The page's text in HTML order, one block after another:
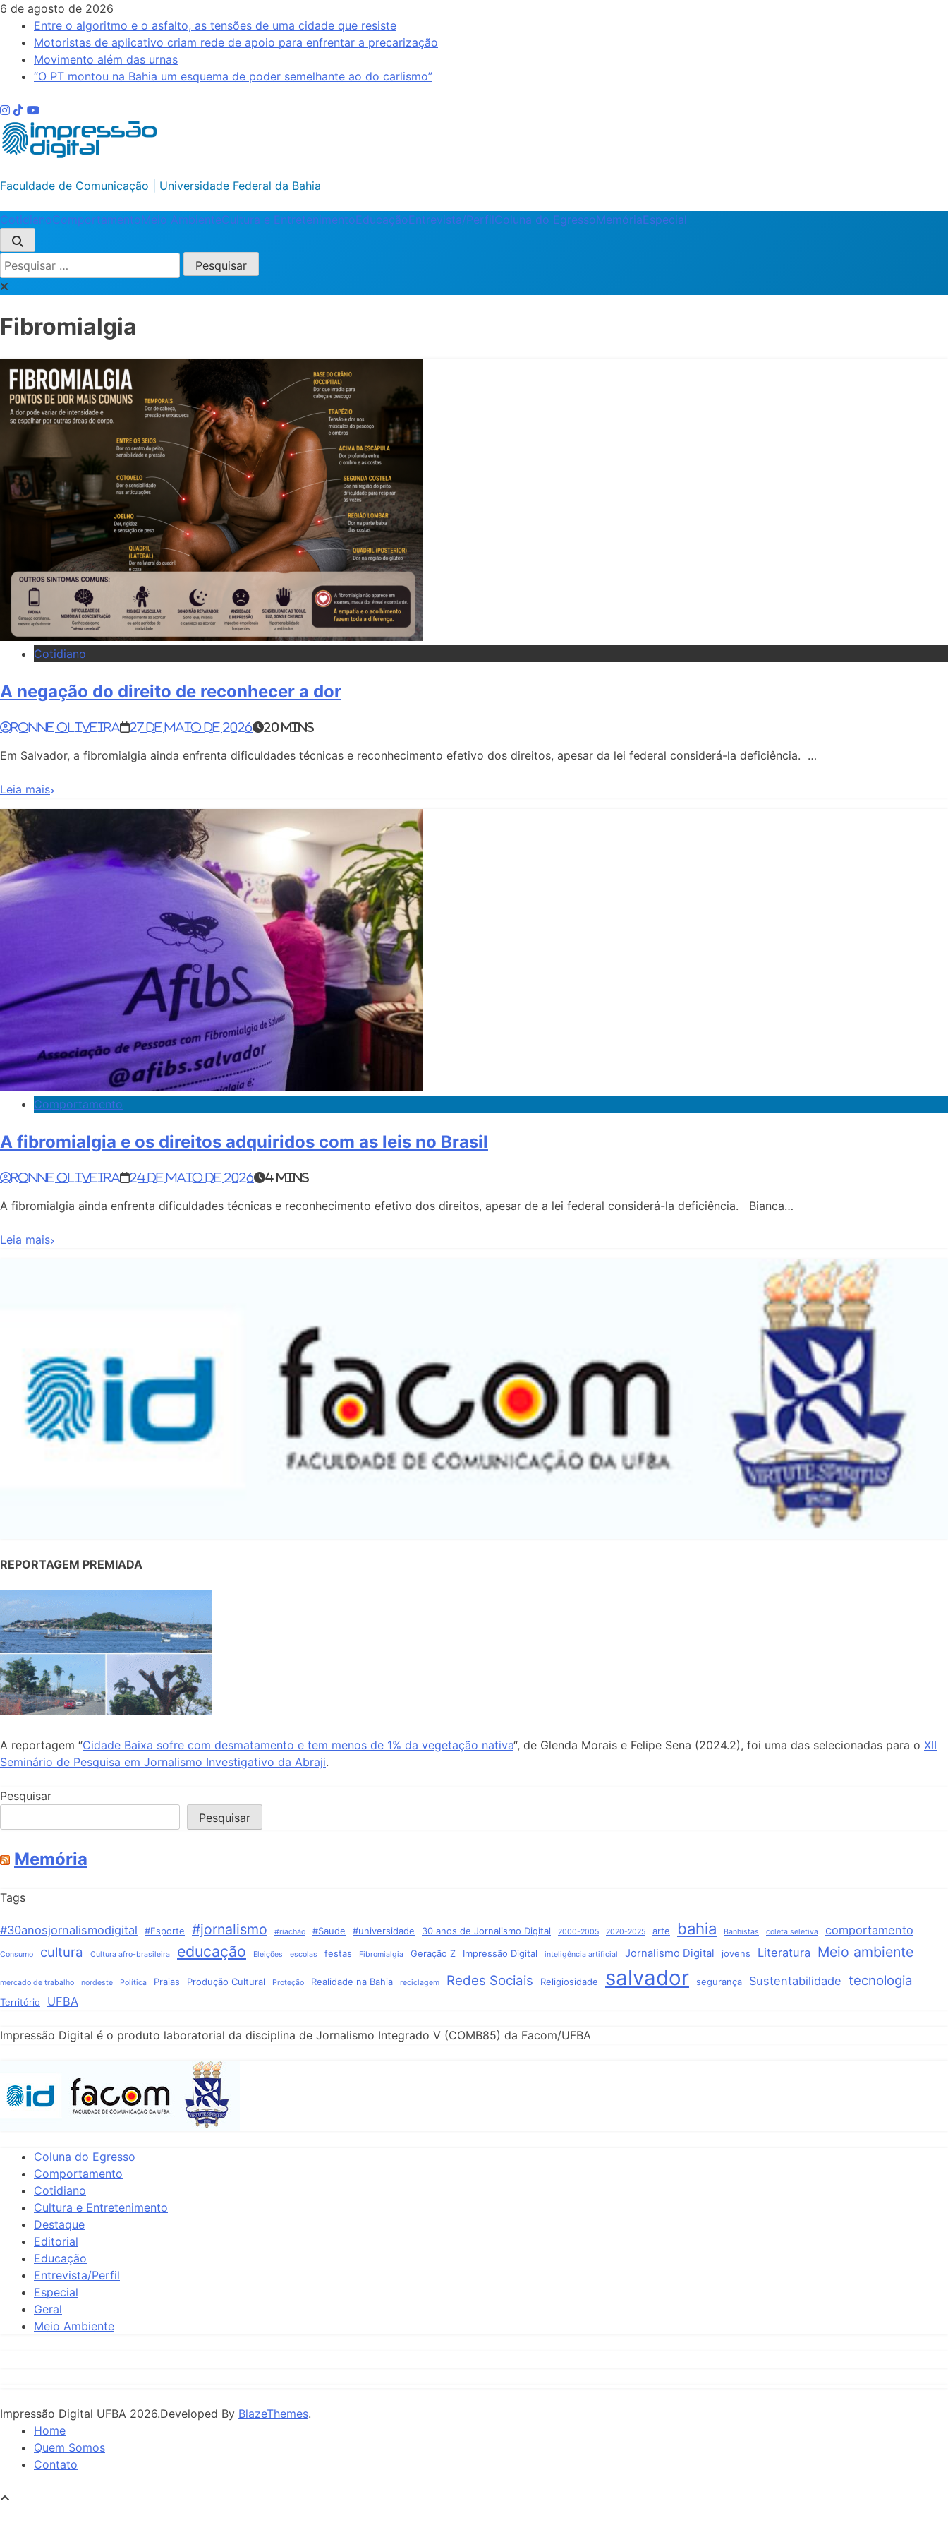
Skip
content
6 de agosto de 2026
Entre o algoritmo e o asfalto, as tensões de uma cidade que resiste
Motoristas de aplicativo criam rede de apoio para enfrentar a precarização
Movimento além das urnas
“O PT montou na Bahia um esquema de poder semelhante ao do carlismo”
Impressão Digital
Faculdade de Comunicação | Universidade Federal da Bahia
CotidianoComportamentoMeio AmbienteCultura e EntretenimentoEducaçãoEntrevista/PerfilColuna do EgressoMemóriaEspecial
Pesquisar
por:
Fibromialgia
Cotidiano
A negação do direito de reconhecer a dor
Ronne Oliveira 27 de maio de 2026 20 mins
Em Salvador, a fibromialgia ainda enfrenta dificuldades técnicas e reconhecimento efetivo dos direitos, apesar da lei federal considerá-la deficiência. …
Leia mais
Comportamento
A fibromialgia e os direitos adquiridos com as leis no Brasil
Ronne Oliveira 24 de maio de 2026 4 mins
A fibromialgia ainda enfrenta dificuldades técnicas e reconhecimento efetivo dos direitos, apesar de a lei federal considerá-la deficiência. Bianca…
Leia mais
REPORTAGEM PREMIADA
A reportagem “Cidade Baixa sofre com desmatamento e tem menos de 1% da vegetação nativa“, de Glenda Morais e Felipe Sena (2024.2), foi uma das selecionadas para o XII
Seminário de Pesquisa em Jornalismo Investigativo da Abraji.
Pesquisar
Pesquisar
Memória
Tags
#30anosjornalismodigital #Esporte #jornalismo #riachão #Saude #universidade 30 anos de Jornalismo Digital 2000-2005 2020-2025 arte bahia Banhistas coleta seletiva comportamento
Consumo cultura Cultura afro-brasileira educação Eleições escolas festas Fibromialgia Geração Z Impressão Digital inteligência artificial Jornalismo Digital jovens Literatura Meio ambiente
mercado de trabalho nordeste Política Praias Produção Cultural Proteção Realidade na Bahia reciclagem Redes Sociais Religiosidade salvador segurança Sustentabilidade tecnologia
Território UFBA
Impressão Digital é o produto laboratorial da disciplina de Jornalismo Integrado V (COMB85) da Facom/UFBA
Coluna do Egresso
Comportamento
Cotidiano
Cultura e Entretenimento
Destaque
Editorial
Educação
Entrevista/Perfil
Especial
Geral
Meio Ambiente
Impressão Digital UFBA 2026.Developed By BlazeThemes.
Home
Quem Somos
Contato